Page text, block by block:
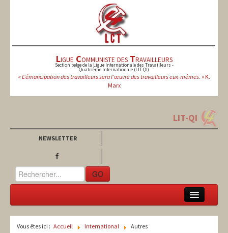
Ligue Communiste des Travailleurs
Section belge de la Ligue Internationale des Travailleurs -
Quatrième Internationale (LIT-QI)
« L'émancipation des travailleurs sera l'œuvre des travailleurs eux-mêmes. »K.
Marx
LIT-QI
NEWSLETTER
GO
Vous êtes ici : Accueil International Autres